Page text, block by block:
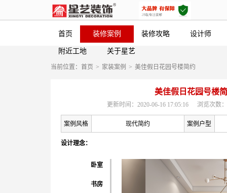
首页 装修案例 装修攻略 设计师
附近工地 关于星艺
当前位置： 首页 > 家装案例 > 美佳假日花园号楼简约
美佳假日花园号楼
更新时间：2020-06-16 17:05:16 浏览次数
案例风格 现代简约 案例户型
设计理念：
卧室
书房